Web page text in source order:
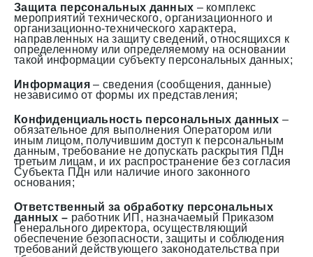
Защита персональных данных – комплекс
мероприятий технического, организационного и
организационно-технического характера,
направленных на защиту сведений, относящихся к
определенному или определяемому на основании
такой информации субъекту персональных данных;
Информация– сведения (сообщения, данные)
независимо от формы их представления;
Конфиденциальность персональных данных –
обязательное для выполнения Оператором или
иным лицом, получившим доступ к персональным
данным, требование не допускать раскрытия ПДн
третьим лицам, и их распространение без согласия
Субъекта ПДн или наличие иного законного
основания;
Ответственный за обработку персональных
данных – работник ИП, назначаемый Приказом
Генерального директора, осуществляющий
обеспечение безопасности, защиты и соблюдения
требований действующего законодательства при